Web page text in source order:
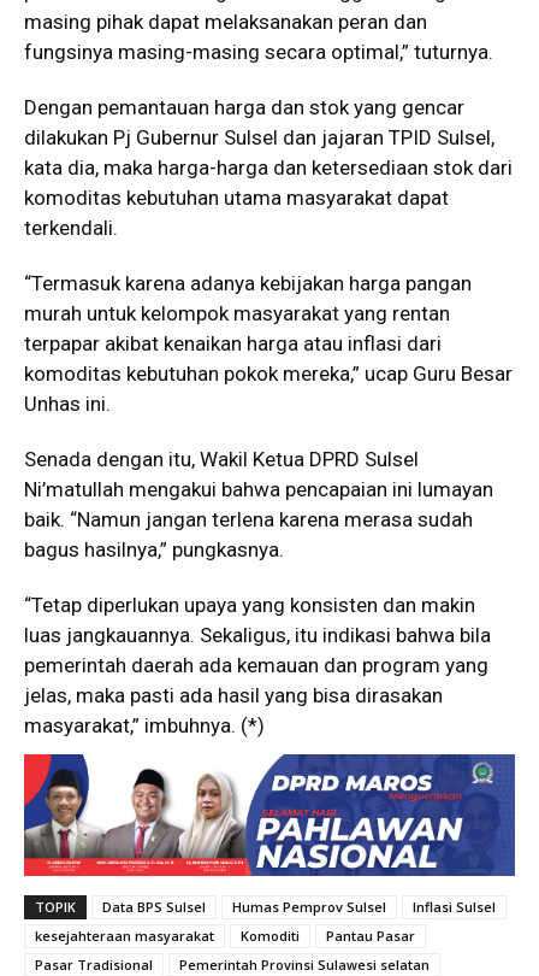
masing pihak dapat melaksanakan peran dan
fungsinya masing-masing secara optimal,” tuturnya.
Dengan pemantauan harga dan stok yang gencar
dilakukan Pj Gubernur Sulsel dan jajaran TPID Sulsel,
kata dia, maka harga-harga dan ketersediaan stok dari
komoditas kebutuhan utama masyarakat dapat
terkendali.
“Termasuk karena adanya kebijakan harga pangan
murah untuk kelompok masyarakat yang rentan
terpapar akibat kenaikan harga atau inflasi dari
komoditas kebutuhan pokok mereka,” ucap Guru Besar
Unhas ini.
Senada dengan itu, Wakil Ketua DPRD Sulsel
Ni’matullah mengakui bahwa pencapaian ini lumayan
baik. “Namun jangan terlena karena merasa sudah
bagus hasilnya,” pungkasnya.
“Tetap diperlukan upaya yang konsisten dan makin
luas jangkauannya. Sekaligus, itu indikasi bahwa bila
pemerintah daerah ada kemauan dan program yang
jelas, maka pasti ada hasil yang bisa dirasakan
masyarakat,” imbuhnya. (*)
TOPIK Data BPS Sulsel Humas Pemprov Sulsel
Inflasi Sulsel
kesejahteraan masyarakat
Komoditi
Pantau Pasar
Pasar Tradisional
Pemerintah Provinsi Sulawesi selatan